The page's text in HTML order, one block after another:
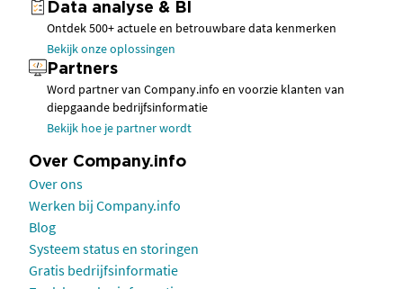
Data analyse & BI
Ontdek 500+ actuele en betrouwbare data kenmerken
Bekijk onze oplossingen
Partners
Word partner van Company.info en voorzie klanten van
diepgaande bedrijfsinformatie
Bekijk hoe je partner wordt
Over Company.info
Over ons
Werken bij Company.info
Blog
Systeem status en storingen
Gratis bedrijfsinformatie